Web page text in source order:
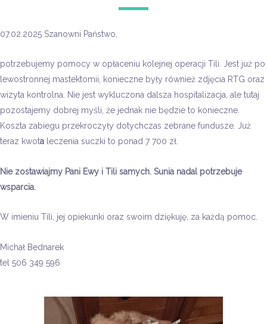
07.02.2025 Szanowni Państwo,
potrzebujemy pomocy w opłaceniu kolejnej operacji Tili. Jest już po
lewostronnej mastektomii, konieczne były również zdjęcia RTG oraz
wizyta kontrolna. Nie jest wykluczona dalsza hospitalizacja, ale tutaj
pozostajemy dobrej myśli, że jednak nie będzie to konieczne.
Koszta zabiegu przekroczyły dotychczas zebrane fundusze. Już
teraz kwota leczenia suczki to ponad 7 700 zł.
Nie zostawiajmy Pani Ewy i Tili samych. Sunia nadal potrzebuje
wsparcia.
W imieniu Tili, jej opiekunki oraz swoim dziękuję, za każdą pomoc.
Michał Bednarek
tel 506 349 596